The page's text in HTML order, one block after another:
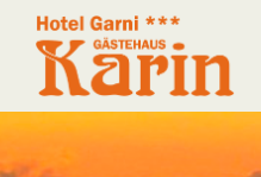
content